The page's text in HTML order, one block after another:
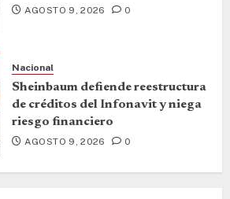
AGOSTO 9, 2026 0
Nacional
Sheinbaum defiende reestructura
de créditos del Infonavit y niega
riesgo financiero
AGOSTO 9, 2026 0